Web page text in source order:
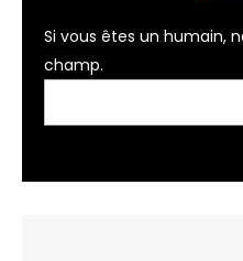
Si vous êtes un humain,
champ.